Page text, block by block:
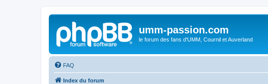
umm-passion.com
le forum des fans d'UMM, Cournil et Auverland
FAQ
Index du forum